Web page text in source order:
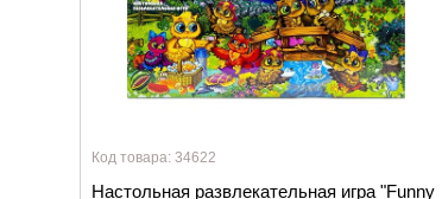
Код товара: 34622
Настольная развлекательная игра "Funny